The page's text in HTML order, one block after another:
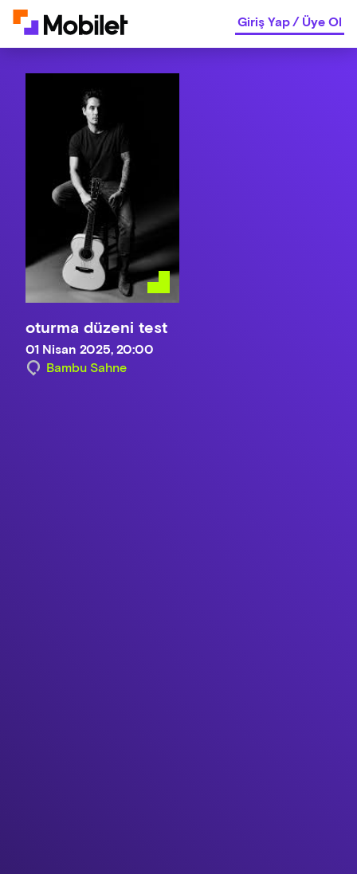
Giriş Yap/Üye Ol
oturma düzeni test
01 Nisan 2025, 20:00
Bambu Sahne